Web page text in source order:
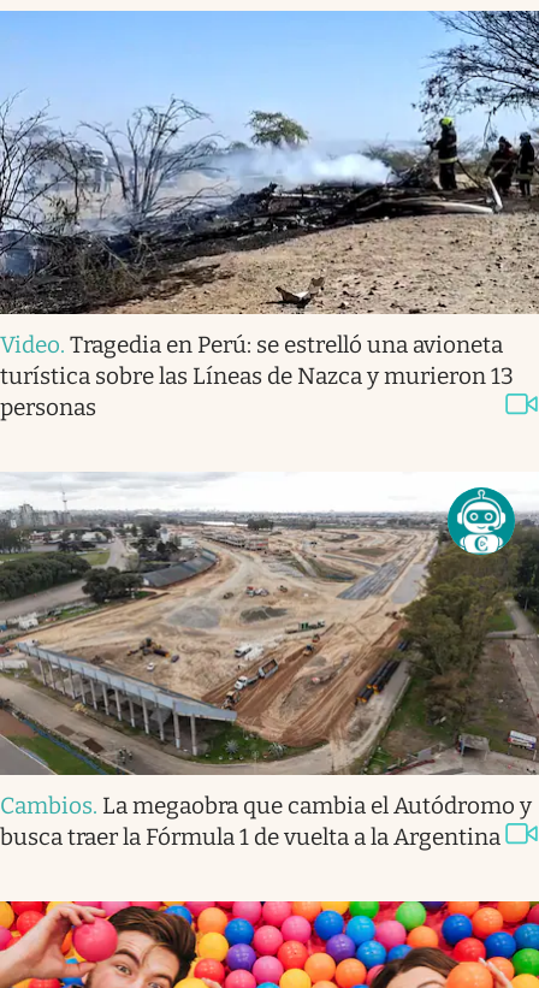
Video. Tragedia en Perú: se estrelló una avioneta
turística sobre las Líneas de Nazca y murieron 13
personas
Cambios. La megaobra que cambia el Autódromo y
busca traer la Fórmula 1 de vuelta a la Argentina